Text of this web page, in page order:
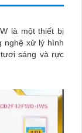
là một thiết bị
sáng và rực